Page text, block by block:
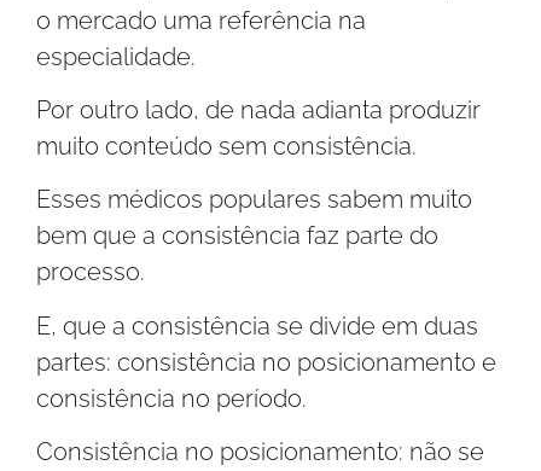
o mercado uma referência na
especialidade.
Por outro lado, de nada adianta produzir
muito conteúdo sem consistência.
Esses médicos populares sabem muito
bem que a consistência faz parte do
processo.
E, que a consistência se divide em duas
partes: consistência no posicionamento e
consistência no período.
Consistência no posicionamento: não se